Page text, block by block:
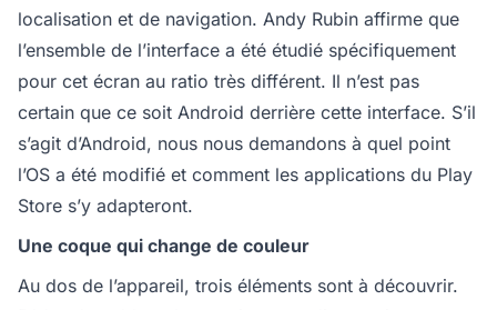
localisation et de navigation. Andy Rubin affirme que
l’ensemble de l’interface a été étudié spécifiquement
pour cet écran au ratio très différent. Il n’est pas
certain que ce soit Android derrière cette interface. S’il
s’agit d’Android, nous nous demandons à quel point
l’OS a été modifié et comment les applications du Play
Store s’y adapteront.
Une coque qui change de couleur
Au dos de l’appareil, trois éléments sont à découvrir.